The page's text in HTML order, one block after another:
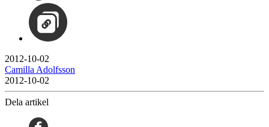
2012-10-02
Camilla Adolfsson
2012-10-02
Dela artikel